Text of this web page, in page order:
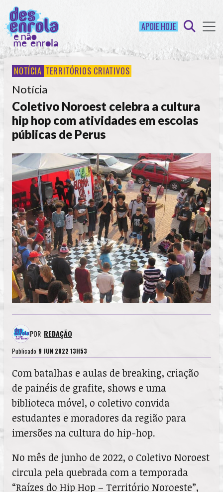
APOIE HOJE
NOTÍCIA TERRITÓRIOS CRIATIVOS
Notícia
Coletivo Noroest celebra a cultura
hip hop com atividades em escolas
públicas de Perus
POR REDAÇÃO
Publicado 9 JUN 2022 13H53
Com batalhas e aulas de breaking, criação
de painéis de grafite, shows e uma
biblioteca móvel, o coletivo convida
estudantes e moradores da região para
imersões na cultura do hip-hop.
No mês de junho de 2022, o Coletivo Noroest
circula pela quebrada com a temporada
“Raízes do Hip Hop – Território Noroeste”,